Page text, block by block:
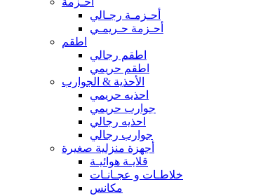
أحـزمـة رجـالي
أحـزمة حـريمـي
اطقم
اطقم رجالي
اطقم حريمي
الأحذية & الجوارب
احذيه حريمي
جوارب حريمي
احذيه رجالي
جوارب رجالي
أجهزة منزلية صغيرة
قلايـة هوائيـة
خلاطـات و عجـانـات
مكانس